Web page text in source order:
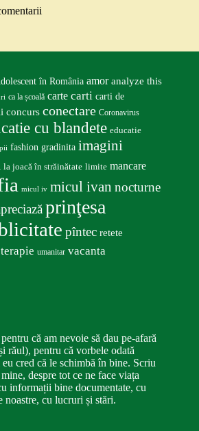
în România amor analyze this
ca la școală carte carti carti de
concurs conectare Coronavirus
cu blandete educatie
fashion gradinita imagini
la joacă în străinătate limite mancare
micul iv micul ivan nocturne
prinţesa
pîntec retete
terapie umanitar vacanta
că am nevoie să dau pe-afară
răul), pentru că vorbele odată
cred că le schimbă în bine. Scriu
despre tot ce ne face viața
informații bine documentate, cu
noastre, cu lucruri și stări.